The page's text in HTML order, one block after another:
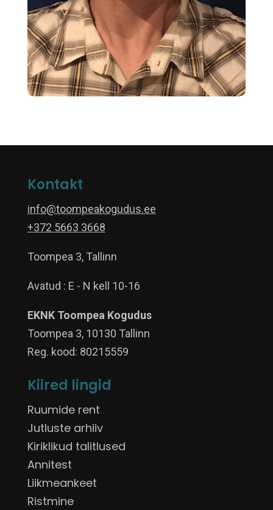
Kontakt
info@toompeakogudus.ee
+372 5663 3668
Toompea 3, Tallinn
Avatud : E - N kell 10-16
EKNK Toompea Kogudus
Toompea 3, 10130 Tallinn
Reg. kood: 80215559
Kiired lingid
Ruumide rent
Jutluste arhiiv
Kiriklikud talitlused
Annitest
Liikmeankeet
Ristmine